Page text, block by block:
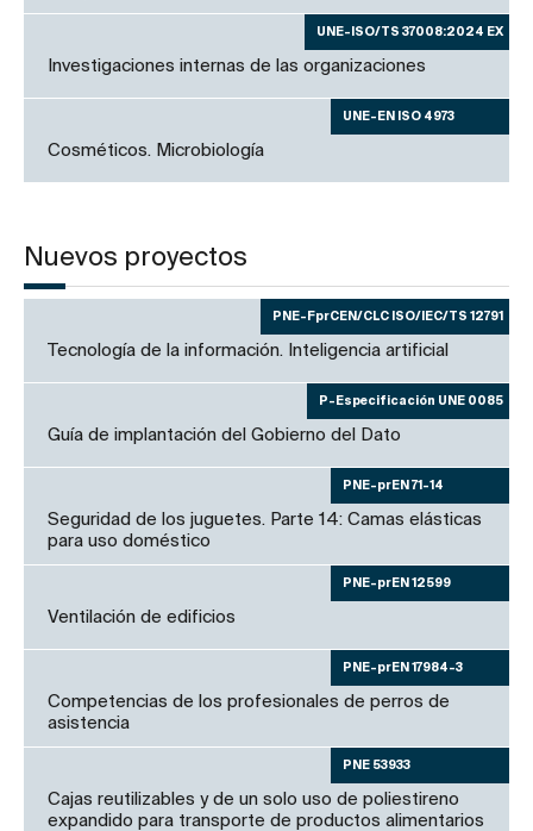
UNE-ISO/TS 37008:2024 EX
Investigaciones internas de las organizaciones
UNE-EN ISO 4973
Cosméticos. Microbiología
Nuevos proyectos
PNE-FprCEN/CLC ISO/IEC/TS 12791
Tecnología de la información. Inteligencia artificial
P-Especificación UNE 0085
Guía de implantación del Gobierno del Dato
PNE-prEN 71-14
Seguridad de los juguetes. Parte 14: Camas elásticas
para uso doméstico
PNE-prEN 12599
Ventilación de edificios
PNE-prEN 17984-3
Competencias de los profesionales de perros de
asistencia
PNE 53933
Cajas reutilizables y de un solo uso de poliestireno
expandido para transporte de productos alimentarios